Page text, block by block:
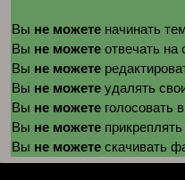
Вы не можете начинать
Вы не можете отвечать на
Вы не можете
Вы не можете удалять
Вы не можете голосовать
Вы не можете
Вы не можете скачивать